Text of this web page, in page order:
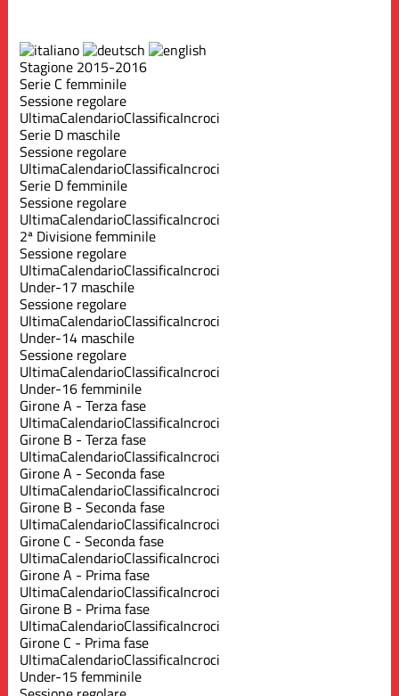
Stagione 2015-2016
Serie C femminile
Sessione regolare
UltimaCalendarioClassificaIncroci
Serie D maschile
Sessione regolare
UltimaCalendarioClassificaIncroci
Serie D femminile
Sessione regolare
UltimaCalendarioClassificaIncroci
2ª Divisione femminile
Sessione regolare
UltimaCalendarioClassificaIncroci
Under-17 maschile
Sessione regolare
UltimaCalendarioClassificaIncroci
Under-14 maschile
Sessione regolare
UltimaCalendarioClassificaIncroci
Under-16 femminile
Girone A - Terza fase
UltimaCalendarioClassificaIncroci
Girone B - Terza fase
UltimaCalendarioClassificaIncroci
Girone A - Seconda fase
UltimaCalendarioClassificaIncroci
Girone B - Seconda fase
UltimaCalendarioClassificaIncroci
Girone C - Seconda fase
UltimaCalendarioClassificaIncroci
Girone A - Prima fase
UltimaCalendarioClassificaIncroci
Girone B - Prima fase
UltimaCalendarioClassificaIncroci
Girone C - Prima fase
UltimaCalendarioClassificaIncroci
Under-15 femminile